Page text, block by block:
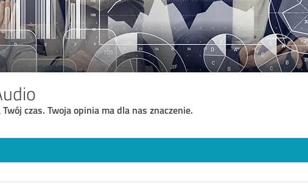
czas. Twoja opinia ma dla nas znaczenie.